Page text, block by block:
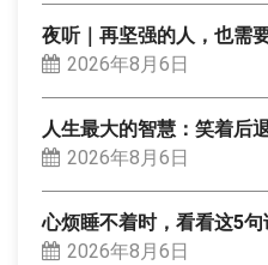
夜听｜再坚强的人，也需
2026年8月6日
人生最大的智慧：笑着后
2026年8月6日
心烦睡不着时，看看这5
2026年8月6日